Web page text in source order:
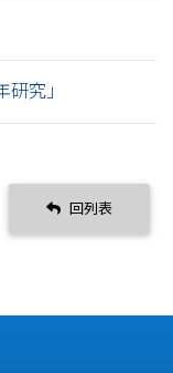
究」
回列表